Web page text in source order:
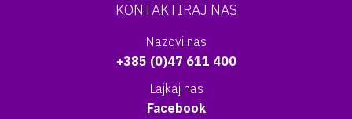
KONTAKTIRAJ NAS
Nazovi nas
+385 (0)47 611 400
Lajkaj nas
Facebook